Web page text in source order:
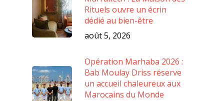
Rituels ouvre un écrin
dédié au bien-être
août 5, 2026
Opération Marhaba 2026 :
Bab Moulay Driss réserve
un accueil chaleureux aux
Marocains du Monde